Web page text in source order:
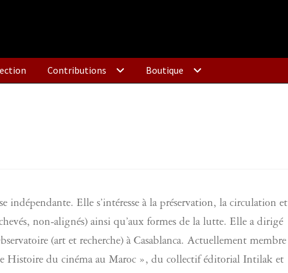
Contributions Boutique
indépendante. Elle s’intéresse à la préservation, la circulation et
non-alignés) ainsi qu’aux formes de la lutte. Elle a dirigé
(art et recherche) à Casablanca. Actuellement membre
Histoire du cinéma au Maroc », du collectif éditorial Intilak et